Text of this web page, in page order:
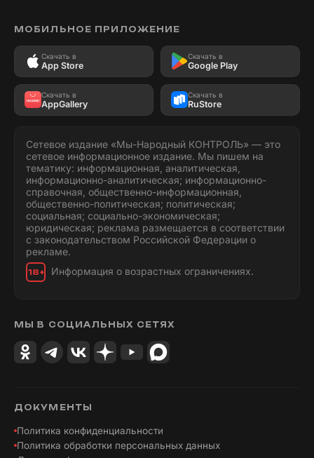
МОБИЛЬНОЕ ПРИЛОЖЕНИЕ
Скачать в
App Store
Скачать в
Google Play
Скачать в
AppGallery
Скачать в
RuStore
Сетевое издание «Мы-Народный КОНТРОЛЬ» — это
сетевое информационное издание. Мы пишем на
тематику: информационная, аналитическая,
информационно-аналитическая; информационно-
справочная, общественно-информационная,
общественно-политическая; политическая;
социальная; социально-экономическая;
юридическая; реклама размещается в соответствии
с законодательством Российской Федерации о
рекламе.
18+ Информация о возрастных ограничениях.
МЫ В СОЦИАЛЬНЫХ СЕТЯХ
ДОКУМЕНТЫ
Политика конфиденциальности
Политика обработки персональных данных